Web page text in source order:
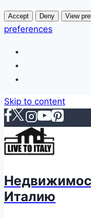
Accept Deny View
preferences
Skip to content
Италию